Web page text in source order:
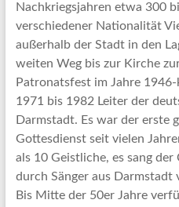
Nachkriegsjahren etwa 300
verschiedener Nationalität
außerhalb der Stadt in den
weiten Weg bis zur Kirche
Patronatsfest im Jahre
1971 bis 1982 Leiter der
Darmstadt. Es war der erste
Gottesdienst seit vielen
als 10 Geistliche, es sang
durch Sänger aus
Bis Mitte der 50er Jahre